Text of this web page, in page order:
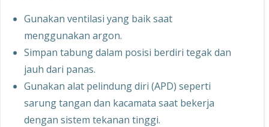
Gunakan ventilasi yang baik saat
menggunakan argon.
Simpan tabung dalam posisi berdiri tegak dan
jauh dari panas.
Gunakan alat pelindung diri (APD) seperti
sarung tangan dan kacamata saat bekerja
dengan sistem tekanan tinggi.